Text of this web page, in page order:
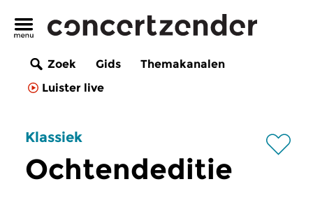
Zoek Gids
Themakanalen
Luister live
Klassiek
Ochtendeditie